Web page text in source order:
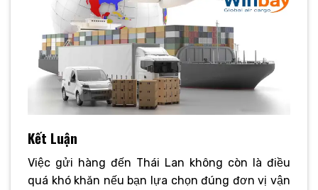
Kết Luận
Việc gửi hàng đến Thái Lan không còn là điều
quá khó khăn nếu bạn lựa chọn đúng đơn vị vận